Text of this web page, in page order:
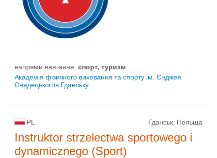
напрями навчання: спорт, туризм
Академія фізичного виховання та спорту ім. Єнджея
Снядецькогов Гданську
PL Ґданськ, Польща
Instruktor strzelectwa sportowego i
dynamicznego (Sport)